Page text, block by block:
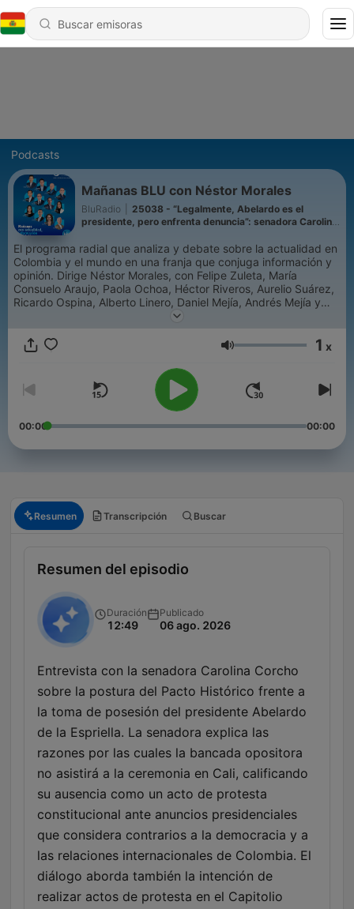
Podcasts
Mañanas BLU con Néstor Morales
BluRadio
25038 - “Legalmente, Abelardo es el
presidente, pero enfrenta denuncia”: senadora Carolina
El programa radial que analiza y debate sobre la actualidad en
Colombia y el mundo en una franja que conjuga información y
opinión. Dirige Néstor Morales, con Felipe Zuleta, María
Consuelo Araujo, Paola Ochoa, Héctor Riveros, Aurelio Suárez,
Ricardo Ospina, Alberto Linero, Daniel Mejía, Andrés Mejía y
Volumen 1 x
00:00 00:00
Resumen Transcripción Buscar
Resumen del episodio
Duración
12:49
Publicado
06 ago. 2026
Entrevista con la senadora Carolina Corcho
sobre la postura del Pacto Histórico frente a
la toma de posesión del presidente Abelardo
de la Espriella. La senadora explica las
razones por las cuales la bancada opositora
no asistirá a la ceremonia en Cali, calificando
su ausencia como un acto de protesta
constitucional ante anuncios presidenciales
que considera contrarios a la democracia y a
las relaciones internacionales de Colombia. El
diálogo aborda también la intención de
realizar actos de protesta en el Capitolio